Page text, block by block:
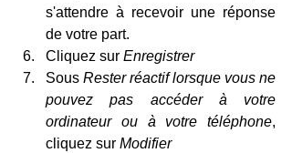
s'attendre à recevoir une réponse
de votre part.
Cliquez sur Enregistrer
Sous Rester réactif lorsque vous ne
pouvez pas accéder à votre
ordinateur ou à votre téléphone,
cliquez sur Modifier